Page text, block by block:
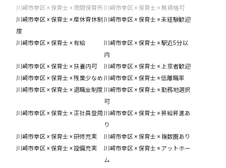
川崎市幸区 × 保育士 × 夜間保育所 川崎市幸区 × 保育士 × 無資格可
川崎市幸区 × 保育士 × 産休育休制
度
川崎市幸区 × 保育士 × 未経験歓迎
川崎市幸区 × 保育士 × 有給
川崎市幸区 × 保育士 × 駅近5分以
内
川崎市幸区 × 保育士 × 扶養内可
川崎市幸区 × 保育士 × 上京者歓迎
川崎市幸区 × 保育士 × 残業少なめ 川崎市幸区 × 保育士 × 低離職率
川崎市幸区 × 保育士 × 退職金制度川崎市幸区 × 保育士 × 勤務地選択
可
川崎市幸区 × 保育士 × 正社員登用 川崎市幸区 × 保育士 × 昇給昇進あ
り
川崎市幸区 × 保育士 × 研修充実
川崎市幸区 × 保育士 × 複数園あり
川崎市幸区 × 保育士 × 設備充実
川崎市幸区 × 保育士 × アットホー
ム